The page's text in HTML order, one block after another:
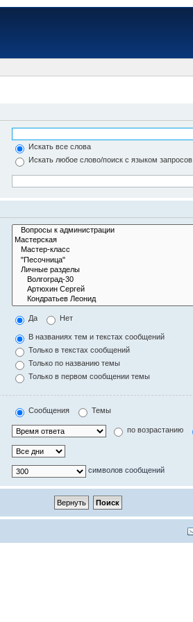
Искать все слова
Искать любое слово/поиск с языком запросов
Да Нет
В названиях тем и текстах сообщений
Только в текстах сообщений
Только по названию темы
Только в первом сообщении темы
Сообщения Темы
по возрастанию
символов сообщений